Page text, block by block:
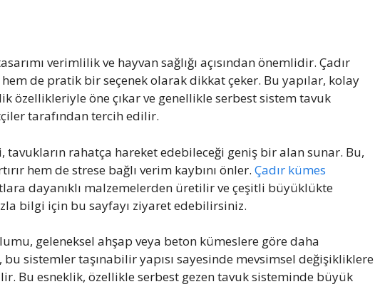
verimlilik ve hayvan sağlığı açısından önemlidir. Çadır
de pratik bir seçenek olarak dikkat çeker. Bu yapılar, kolay
özellikleriyle öne çıkar ve genellikle serbest sistem tavuk
tarafından tercih edilir.
tavukların rahatça hareket edebileceği geniş bir alan sunar. Bu,
hem de strese bağlı verim kaybını önler. Çadır kümes
dayanıklı malzemelerden üretilir ve çeşitli büyüklükte
bilgi için bu sayfayı ziyaret edebilirsiniz.
geleneksel ahşap veya beton kümeslere göre daha
sistemler taşınabilir yapısı sayesinde mevsimsel değişikliklere
Bu esneklik, özellikle serbest gezen tavuk sisteminde büyük